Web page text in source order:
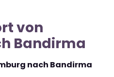
von
Bandirma
nach Bandirma